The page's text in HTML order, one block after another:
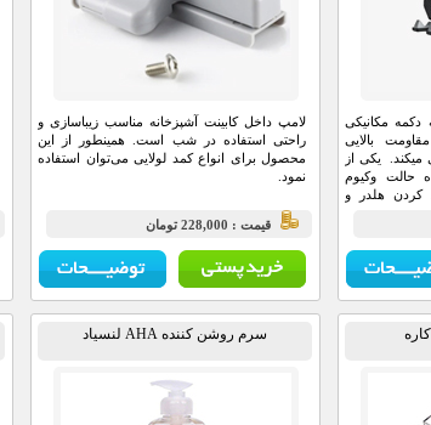
مکانیکی
بالایی
میکند. یکی از
حالت وکیوم
هلدر و
لامپ داخل کابینت آشپزخانه مناسب زیباسازی و
راحتی استفاده در شب است. همینطور از این
محصول برای انواع کمد لولایی می‌توان استفاده
نمود.
قيمت : 228,000 تومان
سرم روشن کننده AHA لنسیاد